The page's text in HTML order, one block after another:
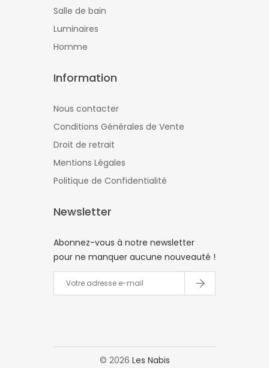
Salle de bain
Luminaires
Homme
Information
Nous contacter
Conditions Générales de Vente
Droit de retrait
Mentions Légales
Politique de Confidentialité
Newsletter
Abonnez-vous à notre newsletter
pour ne manquer aucune nouveauté !
© 2026 Les Nabis